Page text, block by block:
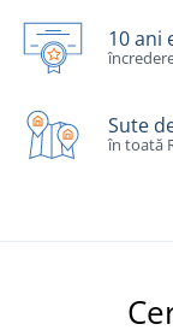
10 ani
Sute
în toată